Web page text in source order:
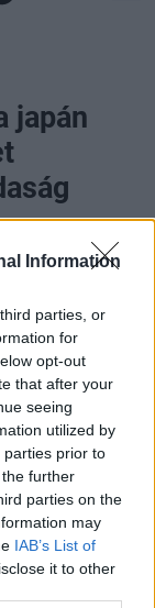
Information
parties, or
for
opt-out
that after your
seeing
utilized by
parties prior to
further
parties on the
may
IAB’s List of
it to other
japán
a
világjárvány
21 milliárd
13 ezer
a
a